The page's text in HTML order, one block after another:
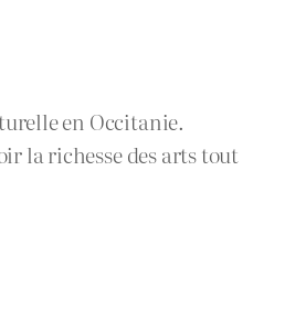
en Occitanie.
la richesse des arts tout